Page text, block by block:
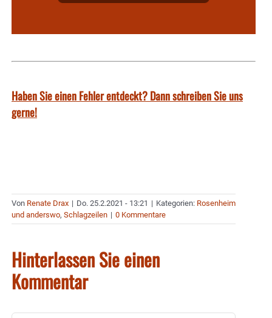
Haben Sie einen Fehler entdeckt? Dann schreiben Sie uns
gerne!
Von Renate Drax | Do. 25.2.2021 - 13:21 | Kategorien: Rosenheim
und anderswo, Schlagzeilen | 0 Kommentare
Hinterlassen Sie einen
Kommentar